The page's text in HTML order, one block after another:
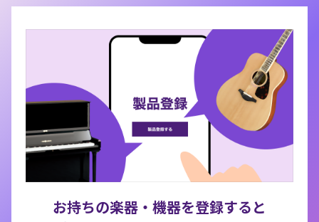
お持ちの楽器・機器を登録すると